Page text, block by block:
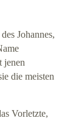
Johannes,
jenen
die meisten
Vorletzte,